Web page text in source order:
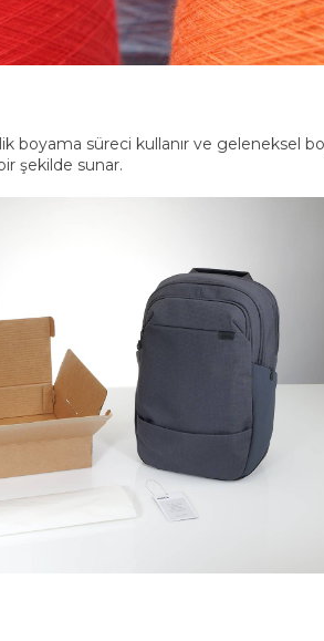
boyama süreci kullanır ve geleneksel
şekilde sunar.